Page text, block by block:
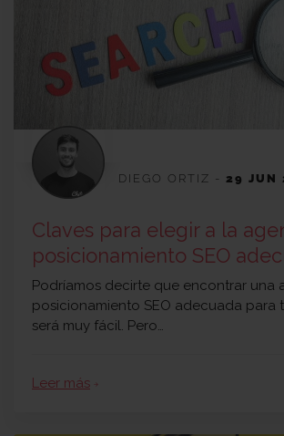
DIEGO ORTIZ - 29 JUN
Claves para elegir a la
posicionamiento SEO
Podríamos decirte que encontrar una
posicionamiento SEO adecuada para
será muy fácil. Pero…
Leer más arrow_forward